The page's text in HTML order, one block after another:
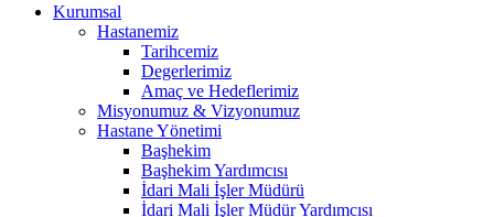
Kurumsal
Hastanemiz
Tarihcemiz
Degerlerimiz
Amaç ve Hedeflerimiz
Misyonumuz & Vizyonumuz
Hastane Yönetimi
Başhekim
Başhekim Yardımcısı
İdari Mali İşler Müdürü
İdari Mali İşler Müdür Yardımcısı